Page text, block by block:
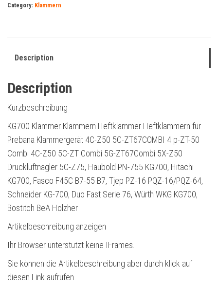
Category: Klammern
Description
Description
Kurzbeschreibung
KG700 Klammer Klammern Heftklammer Heftklammern für
Prebana Klammergerät 4C-Z50 5C-ZT67COMBI 4 p-ZT-50
Combi 4C-Z50 5C-ZT Combi 5G-ZT67Combi 5X-Z50
Druckluftnagler 5C-Z75, Haubold PN-755 KG700, Hitachi
KG700, Fasco F45C B7-55 B7, Tjep PZ-16 PQZ-16/PQZ-64,
Schneider KG-700, Duo Fast Serie 76, Würth WKG KG700,
Bostitch BeA Holzher
Artikelbeschreibung anzeigen
Ihr Browser unterstützt keine IFrames.
Sie können die Artikelbeschreibung aber durch klick auf
diesen Link aufrufen.